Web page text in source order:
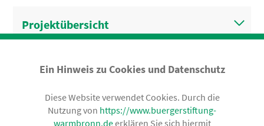
Ein Hinweis zu Cookies und Datenschutz
Diese Website verwendet Cookies. Durch die
Nutzung von https://www.buergerstiftung-
warmbronn.deerklären Sie sich hiermit
Projektübersicht
KONTAKT ALLGEMEINES